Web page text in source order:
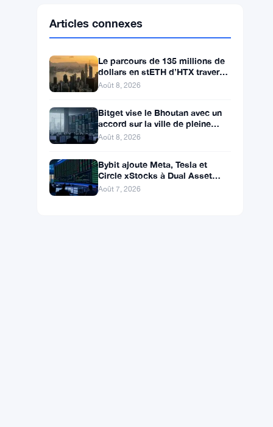
SolanaSOL $75.4546 ▲ +1.77%
XRPXRP $1.0408
Le parcours de 135 millions de